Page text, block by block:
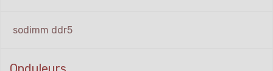
sodimm ddr5